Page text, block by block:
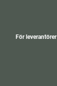
För leverantörer